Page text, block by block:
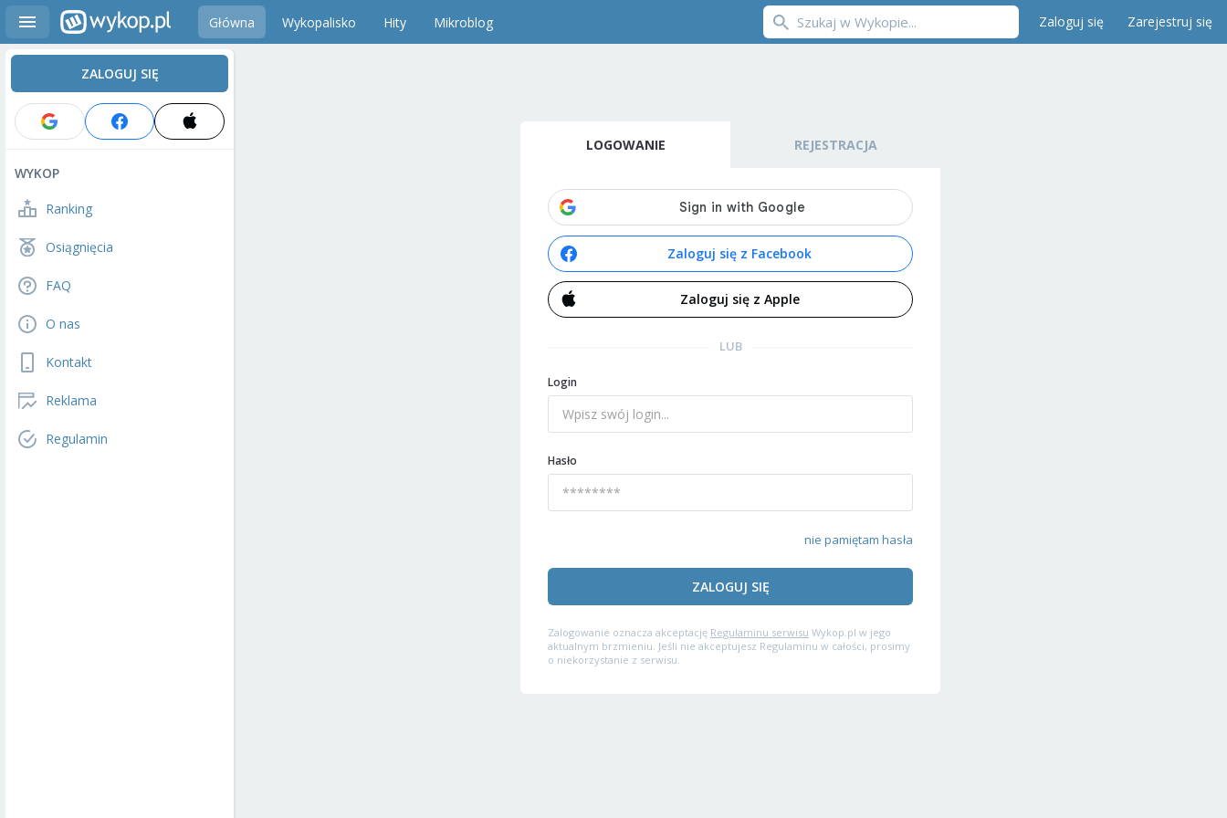
Główna Wykopalisko Hity Mikroblog Zaloguj się Zarejestruj się
ZALOGUJ SIĘ
WYKOP
Ranking
Osiągnięcia
FAQ
O nas
Kontakt
Reklama
Regulamin
LOGOWANIE REJESTRACJA
Zaloguj się z Facebook
Zaloguj się z Apple
LUB
Login
Hasło
nie pamiętam hasła
ZALOGUJ SIĘ
Zalogowanie oznacza akceptację Regulaminu serwisu Wykop.pl w jego
aktualnym brzmieniu. Jeśli nie akceptujesz Regulaminu w całości, prosimy
o niekorzystanie z serwisu.